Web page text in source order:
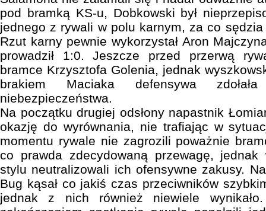
pod bramką KS-u, Dobkowski był
jednego z rywali w polu karnym, za co sędzia
Rzut karny pewnie wykorzystał Aron
prowadził 1:0. Jeszcze przed przerwą
bramce Krzysztofa Golenia, jednak
brakiem Maciaka defensywa
niebezpieczeństwa.
Na początku drugiej odsłony napastnik
okazję do wyrównania, nie trafiając w
momentu rywale nie zagrozili poważnie
co prawda zdecydowaną przewagę, jednak
stylu neutralizowali ich ofensywne zakusy.
Bug kąsał co jakiś czas przeciwników
jednak z nich również niewiele